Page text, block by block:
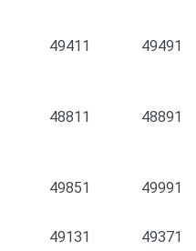
49491
49411
48891
48811
49991
49851
49371
49131